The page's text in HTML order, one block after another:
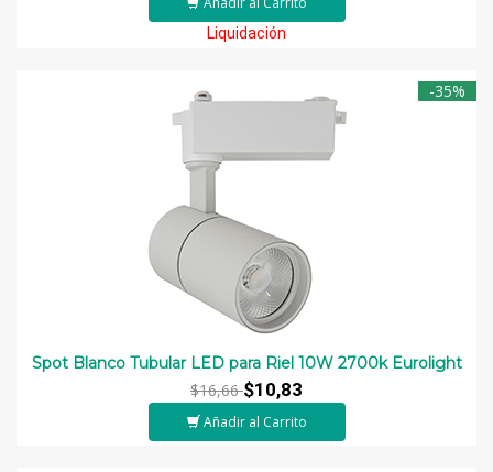
Liquidación
-35%
Spot Blanco Tubular LED para Riel 10W 2700k Eurolight
$16,66$10,83
Añadir al Carrito